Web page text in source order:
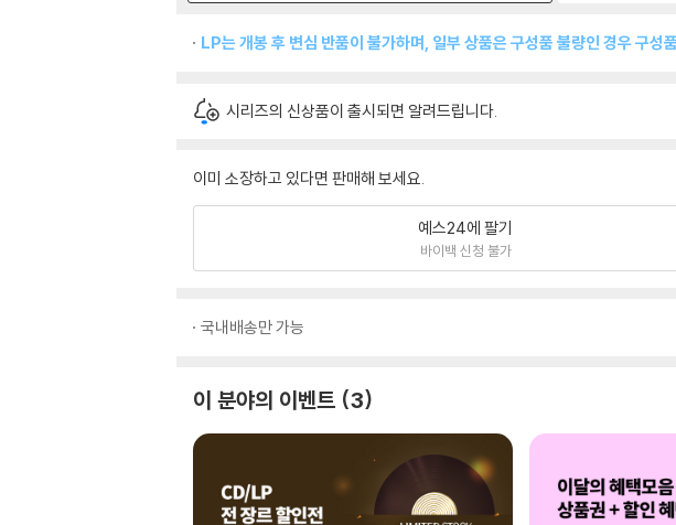
LP는 개봉 후 변심 반품이 불가하며, 일부 상품은 구성품 불량인 경우 구성
시리즈의 신상품이 출시되면 알려드립니다.
이미 소장하고 있다면 판매해 보세요.
예스24에 팔기
바이백 신청 불가
국내배송만 가능
이 분야의 이벤트 3